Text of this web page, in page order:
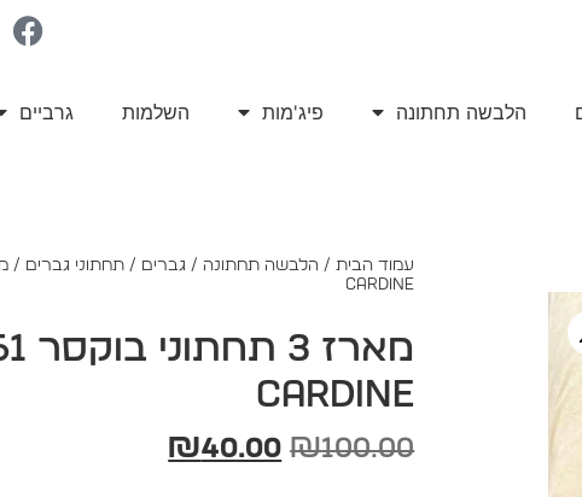
הלבשה תחתונה פיג'מות השלמות גרביים
עמוד הבית/ הלבשה תחתונה / גברים / תחתוני גברים
CARDINE
CARDINE
₪100.00
₪40.00